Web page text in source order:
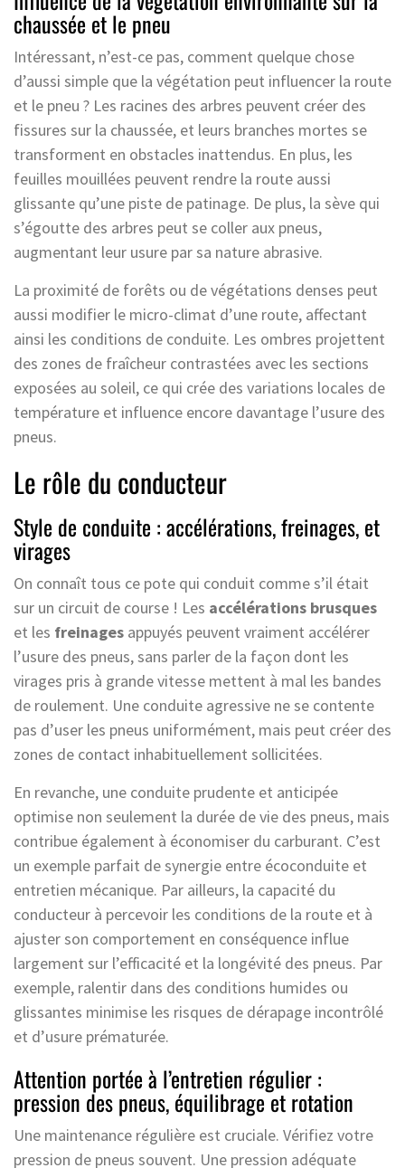
chaussée et le pneu
Intéressant, n’est-ce pas, comment quelque chose
d’aussi simple que la végétation peut influencer la route
et le pneu ? Les racines des arbres peuvent créer des
fissures sur la chaussée, et leurs branches mortes se
transforment en obstacles inattendus. En plus, les
feuilles mouillées peuvent rendre la route aussi
glissante qu’une piste de patinage. De plus, la sève qui
s’égoutte des arbres peut se coller aux pneus,
augmentant leur usure par sa nature abrasive.
La proximité de forêts ou de végétations denses peut
aussi modifier le micro-climat d’une route, affectant
ainsi les conditions de conduite. Les ombres projettent
des zones de fraîcheur contrastées avec les sections
exposées au soleil, ce qui crée des variations locales de
température et influence encore davantage l’usure des
pneus.
Le rôle du conducteur
Style de conduite : accélérations, freinages, et
virages
On connaît tous ce pote qui conduit comme s’il était
sur un circuit de course ! Les accélérations brusques
et les freinages appuyés peuvent vraiment accélérer
l’usure des pneus, sans parler de la façon dont les
virages pris à grande vitesse mettent à mal les bandes
de roulement. Une conduite agressive ne se contente
pas d’user les pneus uniformément, mais peut créer des
zones de contact inhabituellement sollicitées.
En revanche, une conduite prudente et anticipée
optimise non seulement la durée de vie des pneus, mais
contribue également à économiser du carburant. C’est
un exemple parfait de synergie entre écoconduite et
entretien mécanique. Par ailleurs, la capacité du
conducteur à percevoir les conditions de la route et à
ajuster son comportement en conséquence influe
largement sur l’efficacité et la longévité des pneus. Par
exemple, ralentir dans des conditions humides ou
glissantes minimise les risques de dérapage incontrôlé
et d’usure prématurée.
Attention portée à l’entretien régulier :
pression des pneus, équilibrage et rotation
Une maintenance régulière est cruciale. Vérifiez votre
pression de pneus souvent. Une pression adéquate